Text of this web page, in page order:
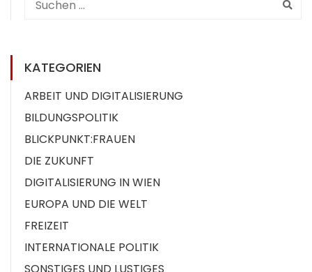
KATEGORIEN
ARBEIT UND DIGITALISIERUNG
BILDUNGSPOLITIK
BLICKPUNKT:FRAUEN
DIE ZUKUNFT
DIGITALISIERUNG IN WIEN
EUROPA UND DIE WELT
FREIZEIT
INTERNATIONALE POLITIK
SONSTIGES UND LUSTIGES